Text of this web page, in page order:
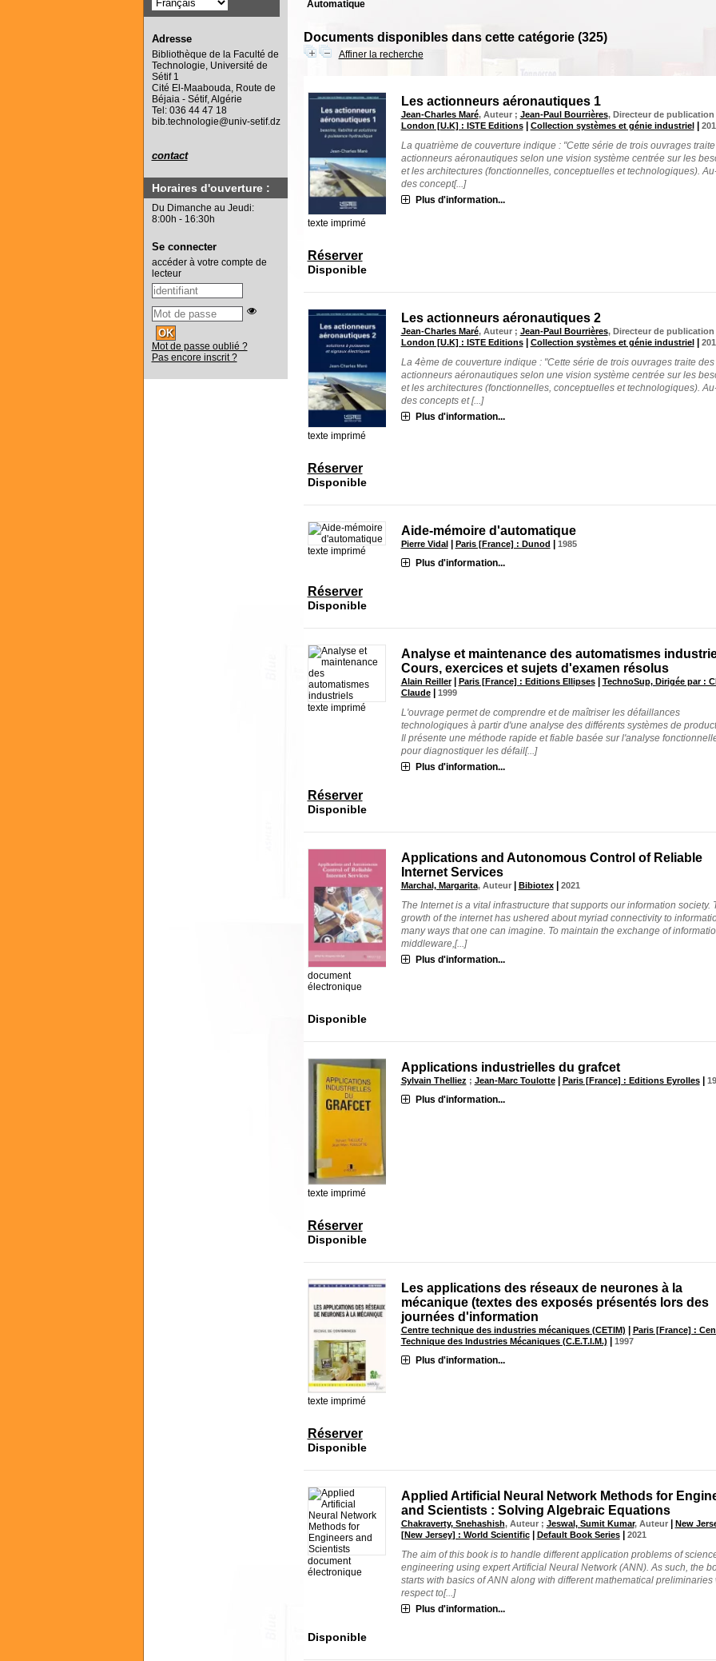
Automatique
Documents disponibles dans cette catégorie (325)
Affiner la recherche
texte imprimé
Les actionneurs aéronautiques 1
Jean-Charles Maré, Auteur ; Jean-Paul Bourrières, Directeur de publication
London [U.K] : ISTE Editions| Collection systèmes et génie industriel|
La quatrième de couverture indique : "Cette série de trois ouvrages
actionneurs aéronautiques selon une vision système centrée sur les
et les architectures (fonctionnelles, conceptuelles et technologiques).
des concept[...]
Plus d'information...
Réserver
Disponible
texte imprimé
Les actionneurs aéronautiques 2
Jean-Charles Maré, Auteur ; Jean-Paul Bourrières, Directeur de publication
London [U.K] : ISTE Editions| Collection systèmes et génie industriel|
La 4ème de couverture indique : "Cette série de trois ouvrages traite des
actionneurs aéronautiques selon une vision système centrée sur les
et les architectures (fonctionnelles, conceptuelles et technologiques).
des concepts et [...]
Plus d'information...
Réserver
Disponible
texte imprimé
Aide-mémoire d'automatique
Pierre Vidal Paris [France] : Dunod 1985
Plus d'information...
Réserver
Disponible
texte imprimé
Analyse et maintenance des automatismes
Cours, exercices et sujets d'examen résolus
Alain Reiller Paris [France] : Editions Ellipses|
TechnoSup, Dirigée par :
Claude| 1999
L'ouvrage permet de comprendre et de maîtriser les défaillances
technologiques à partir d'une analyse des différents systèmes de
Il présente une méthode rapide et fiable basée sur l'analyse
pour diagnostiquer les défail[...]
Plus d'information...
Réserver
Disponible
document
électronique
Applications and Autonomous Control of Reliable
Internet Services
Marchal, Margarita, Auteur Bibiotex| 2021
The Internet is a vital infrastructure that supports our information society.
growth of the internet has ushered about myriad connectivity to
many ways that one can imagine. To maintain the exchange of
middleware,[...]
Plus d'information...
Disponible
texte imprimé
Applications industrielles du grafcet
Sylvain Thelliez ; Jean-Marc Toulotte Paris [France] : Editions Eyrolles|
Plus d'information...
Réserver
Disponible
texte imprimé
Les applications des réseaux de neurones à la
mécanique (textes des exposés présentés lors des
journées d'information
Centre technique des industries mécaniques (CETIM) | Paris [France] :
Technique des Industries Mécaniques (C.E.T.I.M.) | 1997
Plus d'information...
Réserver
Disponible
document
électronique
Applied Artificial Neural Network Methods for
and Scientists : Solving Algebraic Equations
Chakraverty, Snehashish, Auteur ; Jeswal, Sumit Kumar, Auteur
New
[New Jersey] : World Scientific| Default Book Series| 2021
The aim of this book is to handle different application problems of
engineering using expert Artificial Neural Network (ANN). As such, the
starts with basics of ANN along with different mathematical preliminaries
respect to[...]
Plus d'information...
Disponible
Adresse
Bibliothèque de la Faculté de
Technologie, Université de
Sétif 1
Cité El-Maabouda, Route de
Béjaia - Sétif, Algérie
Tel: 036 44 47 18
bib.technologie@univ-setif.dz
contact
Horaires d'ouverture :
Du Dimanche au Jeudi:
8:00h - 16:30h
Se connecter
accéder à votre compte de
lecteur
Mot de passe oublié ?
Pas encore inscrit ?